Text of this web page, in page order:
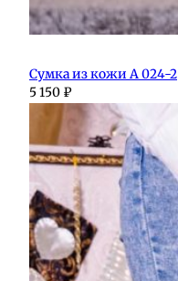
Сумка из кожи А 024-2
5 150 ₽